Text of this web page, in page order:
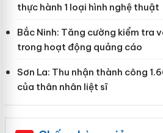
thực hành 1 loại hình nghệ thuật
Bắc Ninh: Tăng cường kiểm tra
trong hoạt động quảng cáo
Sơn La: Thu nhận thành công
của thân nhân liệt sĩ